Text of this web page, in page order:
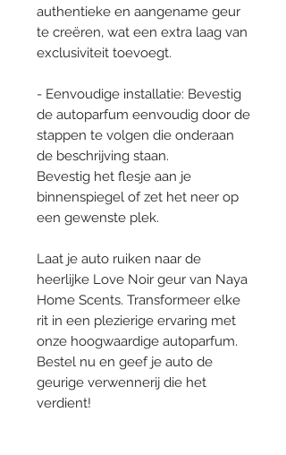
authentieke en aangename geur
te creëren, wat een extra laag van
exclusiviteit toevoegt.
- Eenvoudige installatie: Bevestig
de autoparfum eenvoudig door de
stappen te volgen die onderaan
de beschrijving staan.
Bevestig het flesje aan je
binnenspiegel of zet het neer op
een gewenste plek.
Laat je auto ruiken naar de
heerlijke Love Noir geur van Naya
Home Scents. Transformeer elke
rit in een plezierige ervaring met
onze hoogwaardige autoparfum.
Bestel nu en geef je auto de
geurige verwennerij die het
verdient!